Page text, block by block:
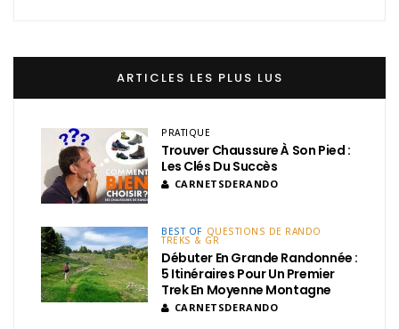
ARTICLES LES PLUS LUS
PRATIQUE
Trouver Chaussure À Son Pied :
Les Clés Du Succès
CARNETSDERANDO
BEST OF QUESTIONS DE RANDO
TREKS & GR
Débuter En Grande Randonnée :
5 Itinéraires Pour Un Premier
Trek En Moyenne Montagne
CARNETSDERANDO